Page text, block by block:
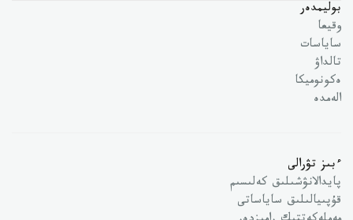
بوليمدەر
وقيعا
ساياسات
تالداۋ
ەكونوميكا
الەمدە
ءبىز تۋرالى
پايدالانۋشىلىق كەلىسىم
قۇپىيالىلىق ساياساتى